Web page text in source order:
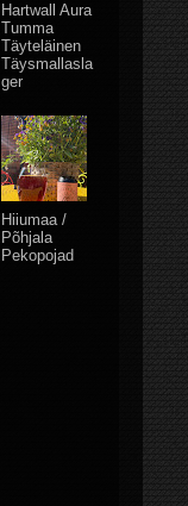
Hartwall Aura
Tumma
Täyteläinen
Täysmallasla
ger
Hiiumaa /
Põhjala
Pekopojad